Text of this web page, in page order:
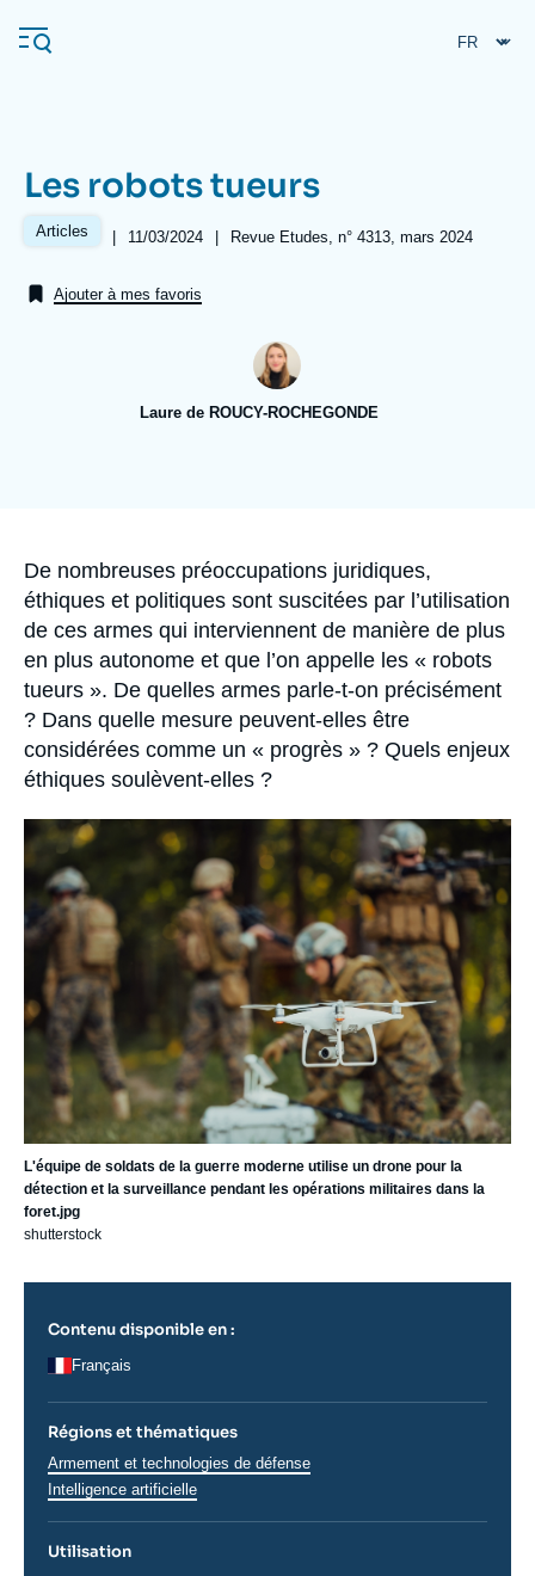
au
contenu
Navigation
principale
Événements
Nous soutenir
Recherches fréquentes
Les robots tueurs
Articles |
Date
publication
11/03/2024 | Références
Revue Etudes, n° 4313, mars 2024
Ajouter à mes favoris
Laure de ROUCY-ROCHEGONDE
Accroche
De nombreuses préoccupations juridiques,
éthiques et politiques sont suscitées par l’utilisation
de ces armes qui interviennent de manière de plus
en plus autonome et que l’on appelle les « robots
tueurs ». De quelles armes parle-t-on précisément
? Dans quelle mesure peuvent-elles être
considérées comme un « progrès » ? Quels enjeux
éthiques soulèvent-elles ?
Image
principale
L'équipe de soldats de la guerre moderne utilise un drone pour la
détection et la surveillance pendant les opérations militaires dans la
foret.jpg
shutterstock
Contenu disponible en :
Français
Régions et thématiques
Thématiques
analyses
Armement et technologies de défense
Intelligence artificielle
Utilisation